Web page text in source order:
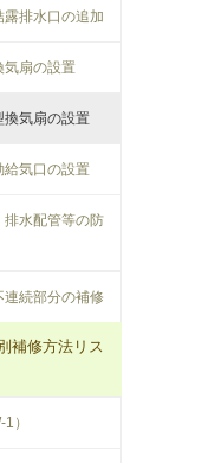
排水口の追加
気扇の設置
換気扇の設置
給気口の設置
水配管等の防
続部分の補修
補修方法リス
）